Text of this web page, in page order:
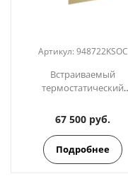
Артикул: 948722KSOC
Встраиваемый
термостатический
выхода BLAUTHERM
948722KSOC золото
67 500 руб.
Подробнее